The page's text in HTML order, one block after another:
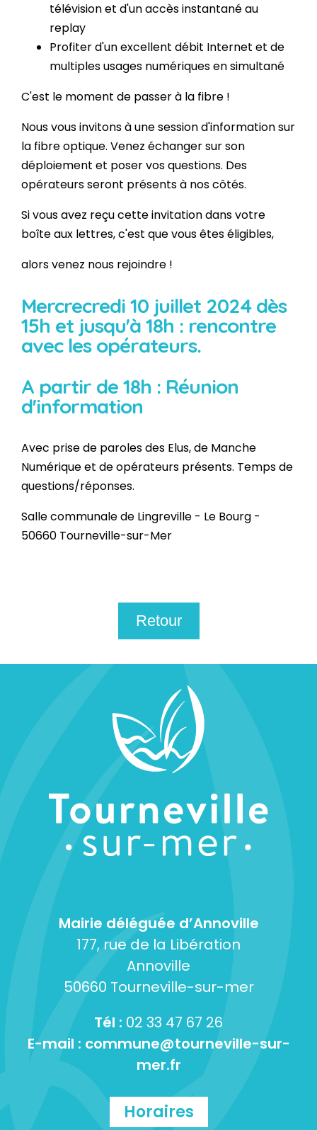
télévision et d'un accès instantané au
replay
Profiter d'un excellent débit Internet et de
multiples usages numériques en simultané
C'est le moment de passer à la fibre !
Nous vous invitons à une session d'information sur
la fibre optique. Venez échanger sur son
déploiement et poser vos questions. Des
opérateurs seront présents à nos côtés.
Si vous avez reçu cette invitation dans votre
boîte aux lettres, c'est que vous êtes éligibles,
alors venez nous rejoindre !
Mercrecredi 10 juillet 2024 dès
15h et jusqu'à 18h : rencontre
avec les opérateurs.
A partir de 18h : Réunion
d'information
Avec prise de paroles des Elus, de Manche
Numérique et de opérateurs présents. Temps de
questions/réponses.
Salle communale de Lingreville - Le Bourg -
50660 Tourneville-sur-Mer
Retour
Mairie déléguée d’Annoville
177, rue de la Libération
Annoville
50660 Tourneville-sur-mer
Tél : 02 33 47 67 26
E-mail : commune@tourneville-sur-
mer.fr
Horaires